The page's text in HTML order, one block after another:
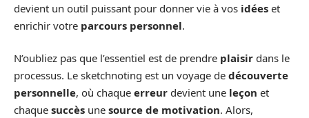
devient un outil puissant pour donner vie à vos idées et
enrichir votre parcours personnel.
N’oubliez pas que l’essentiel est de prendre plaisir dans le
processus. Le sketchnoting est un voyage de découverte
personnelle, où chaque erreur devient une leçon et
chaque succès une source de motivation. Alors,